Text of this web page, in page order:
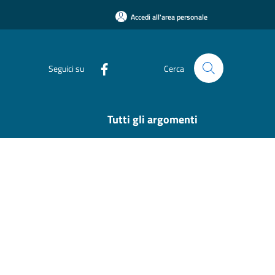
Accedi all'area personale
Seguici su Cerca
Tutti gli argomenti